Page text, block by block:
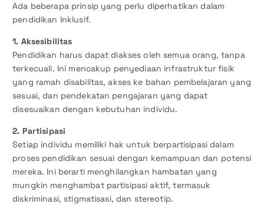
Ada beberapa prinsip yang perlu diperhatikan dalam
pendidikan Inklusif.
1. Aksesibilitas
Pendidikan harus dapat diakses oleh semua orang, tanpa
terkecuali. Ini mencakup penyediaan infrastruktur fisik
yang ramah disabilitas, akses ke bahan pembelajaran yang
sesuai, dan pendekatan pengajaran yang dapat
disesuaikan dengan kebutuhan individu.
2. Partisipasi
Setiap individu memiliki hak untuk berpartisipasi dalam
proses pendidikan sesuai dengan kemampuan dan potensi
mereka. Ini berarti menghilangkan hambatan yang
mungkin menghambat partisipasi aktif, termasuk
diskriminasi, stigmatisasi, dan stereotip.